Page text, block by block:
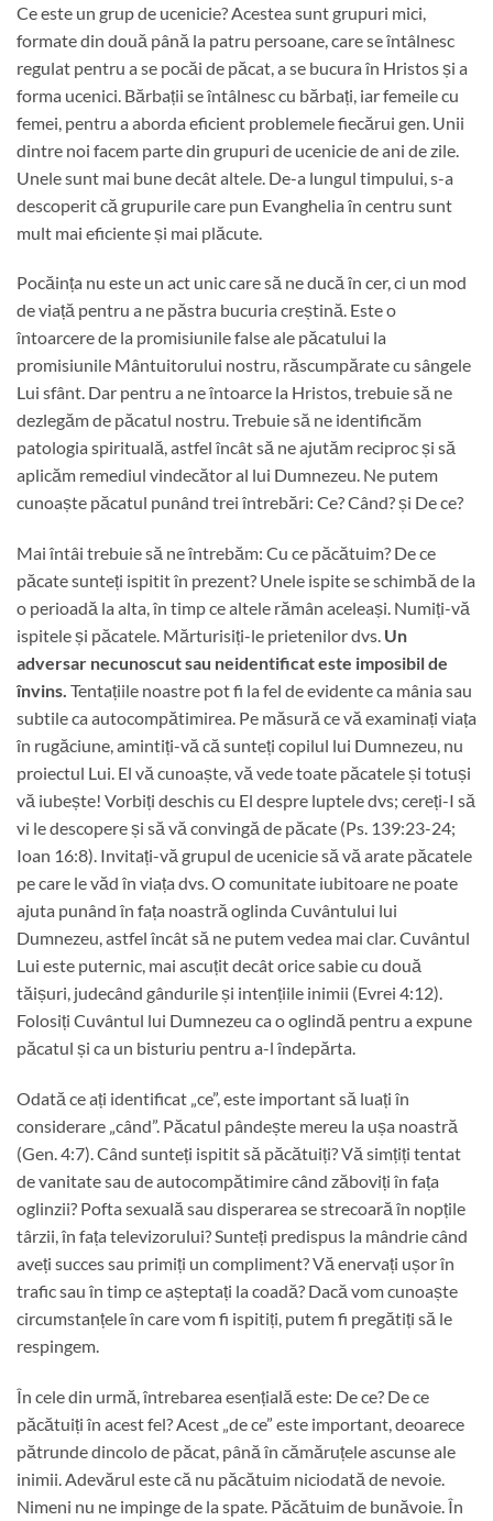
Ce este un grup de ucenicie? Acestea sunt grupuri mici,
formate din două până la patru persoane, care se întâlnesc
regulat pentru a se pocăi de păcat, a se bucura în Hristos și a
forma ucenici. Bărbații se întâlnesc cu bărbați, iar femeile cu
femei, pentru a aborda eficient problemele fiecărui gen. Unii
dintre noi facem parte din grupuri de ucenicie de ani de zile.
Unele sunt mai bune decât altele. De-a lungul timpului, s-a
descoperit că grupurile care pun Evanghelia în centru sunt
mult mai eficiente și mai plăcute.
Pocăința nu este un act unic care să ne ducă în cer, ci un mod
de viață pentru a ne păstra bucuria creștină. Este o
întoarcere de la promisiunile false ale păcatului la
promisiunile Mântuitorului nostru, răscumpărate cu sângele
Lui sfânt. Dar pentru a ne întoarce la Hristos, trebuie să ne
dezlegăm de păcatul nostru. Trebuie să ne identificăm
patologia spirituală, astfel încât să ne ajutăm reciproc și să
aplicăm remediul vindecător al lui Dumnezeu. Ne putem
cunoaște păcatul punând trei întrebări: Ce? Când? și De ce?
Mai întâi trebuie să ne întrebăm: Cu ce păcătuim? De ce
păcate sunteți ispitit în prezent? Unele ispite se schimbă de la
o perioadă la alta, în timp ce altele rămân aceleași. Numiți-vă
ispitele și păcatele. Mărturisiți-le prietenilor dvs. Un
adversar necunoscut sau neidentificat este imposibil de
învins. Tentațiile noastre pot fi la fel de evidente ca mânia sau
subtile ca autocompătimirea. Pe măsură ce vă examinați viața
în rugăciune, amintiți-vă că sunteți copilul lui Dumnezeu, nu
proiectul Lui. El vă cunoaște, vă vede toate păcatele și totuși
vă iubește! Vorbiți deschis cu El despre luptele dvs; cereți-I să
vi le descopere și să vă convingă de păcate (Ps. 139:23-24;
Ioan 16:8). Invitați-vă grupul de ucenicie să vă arate păcatele
pe care le văd în viața dvs. O comunitate iubitoare ne poate
ajuta punând în fața noastră oglinda Cuvântului lui
Dumnezeu, astfel încât să ne putem vedea mai clar. Cuvântul
Lui este puternic, mai ascuțit decât orice sabie cu două
tăișuri, judecând gândurile și intențiile inimii (Evrei 4:12).
Folosiți Cuvântul lui Dumnezeu ca o oglindă pentru a expune
păcatul și ca un bisturiu pentru a-l îndepărta.
Odată ce ați identificat „ce”, este important să luați în
considerare „când”. Păcatul pândește mereu la ușa noastră
(Gen. 4:7). Când sunteți ispitit să păcătuiți? Vă simțiți tentat
de vanitate sau de autocompătimire când zăboviți în fața
oglinzii? Pofta sexuală sau disperarea se strecoară în nopțile
târzii, în fața televizorului? Sunteți predispus la mândrie când
aveți succes sau primiți un compliment? Vă enervați ușor în
trafic sau în timp ce așteptați la coadă? Dacă vom cunoaște
circumstanțele în care vom fi ispitiți, putem fi pregătiți să le
respingem.
În cele din urmă, întrebarea esențială este: De ce? De ce
păcătuiți în acest fel? Acest „de ce” este important, deoarece
pătrunde dincolo de păcat, până în cămăruțele ascunse ale
inimii. Adevărul este că nu păcătuim niciodată de nevoie.
Nimeni nu ne impinge de la spate. Păcătuim de bunăvoie. În